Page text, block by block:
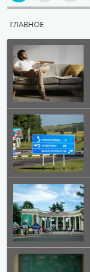
ГЛАВНОЕ